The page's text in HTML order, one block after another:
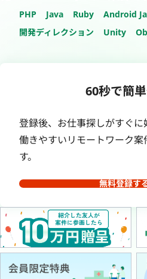
PHP Java Ruby Android
開発ディレクション
Unity
60秒で簡単
登録後、お仕事探しがすぐに
働きやすいリモートワーク案
す。
無料登録す